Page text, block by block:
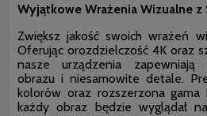
Wyjątkowe Wrażenia Wizualne z
Zwiększ jakość swoich wrażeń
Oferując orozdzielczość 4K oraz
nasze urządzenia zapewniają
obrazu i niesamowite detale.
kolorów oraz rozszerzona gama
każdy obraz będzie wyglądał